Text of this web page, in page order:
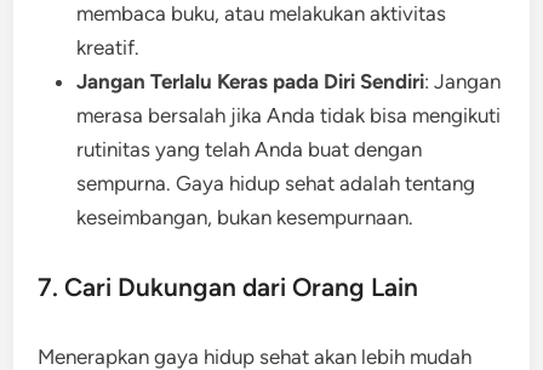
membaca buku, atau melakukan aktivitas
kreatif.
Jangan Terlalu Keras pada Diri Sendiri: Jangan
merasa bersalah jika Anda tidak bisa mengikuti
rutinitas yang telah Anda buat dengan
sempurna. Gaya hidup sehat adalah tentang
keseimbangan, bukan kesempurnaan.
7. Cari Dukungan dari Orang Lain
Menerapkan gaya hidup sehat akan lebih mudah